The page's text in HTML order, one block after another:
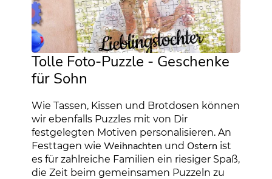
Tolle Foto-Puzzle - Geschenke
für Sohn
Wie Tassen, Kissen und Brotdosen können
wir ebenfalls Puzzles mit von Dir
festgelegten Motiven personalisieren. An
Festtagen wie Weihnachten und Ostern ist
es für zahlreiche Familien ein riesiger Spaß,
die Zeit beim gemeinsamen Puzzeln zu